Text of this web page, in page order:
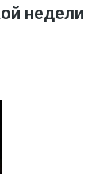
недели